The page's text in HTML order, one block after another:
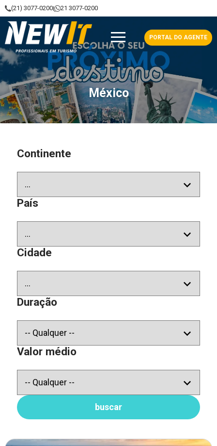
(21) 3077-0200 21 3077-0200
NewIt - Profissionais em Turismo
PORTAL DO AGENTE
México
Continente
País
Cidade
Duração
Valor médio
buscar